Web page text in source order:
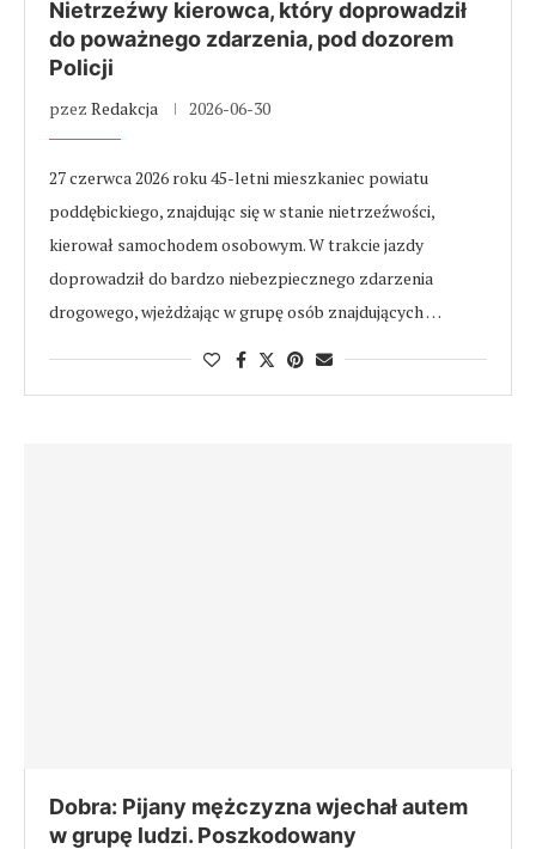
Nietrzeźwy kierowca, który doprowadził
do poważnego zdarzenia, pod dozorem
Policji
pzez Redakcja 2026-06-30
27 czerwca 2026 roku 45-letni mieszkaniec powiatu
poddębickiego, znajdując się w stanie nietrzeźwości,
kierował samochodem osobowym. W trakcie jazdy
doprowadził do bardzo niebezpiecznego zdarzenia
drogowego, wjeżdżając w grupę osób znajdujących …
Dobra: Pijany mężczyzna wjechał autem
w grupę ludzi. Poszkodowany